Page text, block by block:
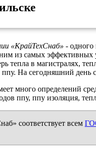
«КрайТехСнаб» -
из самых эффективных
в магистралях,
На сегодняшний
много определений
ппу, ппу изоляция,
соответствует всем